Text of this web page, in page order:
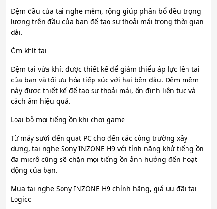
Đệm đầu của tai nghe mềm, rộng giúp phân bổ đều trọng
lượng trên đầu của bạn để tạo sự thoải mái trong thời gian
dài.
Ôm khít tai
Đệm tai vừa khít được thiết kế để giảm thiểu áp lực lên tai
của bạn và tối ưu hóa tiếp xúc với hai bên đầu. Đệm mềm
này được thiết kế để tạo sự thoải mái, ổn định liên tục và
cách âm hiệu quả.
Loại bỏ mọi tiếng ồn khi chơi game
Từ máy sưởi đến quạt PC cho đến các công trường xây
dựng, tai nghe Sony INZONE H9 với tính năng khử tiếng ồn
đa micrô cũng sẽ chặn mọi tiếng ồn ảnh hưởng đến hoạt
động của bạn.
Mua tai nghe Sony INZONE H9 chính hãng, giá ưu đãi tại
Logico